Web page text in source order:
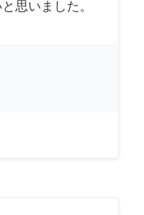
思いました。